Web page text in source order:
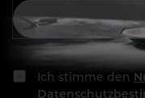
Ich stimme den